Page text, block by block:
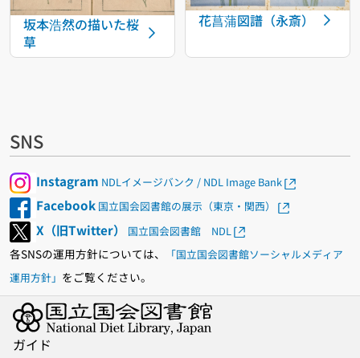
坂本浩然の描いた桜
草
花菖蒲図譜（永斎）
SNS
Instagram NDLイメージバンク / NDL Image Bank
Facebook 国立国会図書館の展示（東京・関西）
X（旧Twitter） 国立国会図書館 NDL
各SNSの運用方針については、
「国立国会図書館ソーシャルメディア
運用方針」 をご覧ください。
ガイド